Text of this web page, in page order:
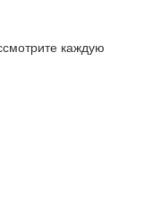
каждую